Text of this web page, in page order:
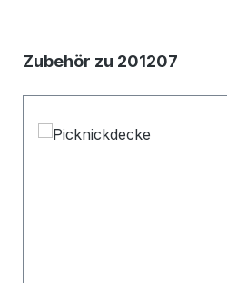
Produktgalerie überspringen
Zubehör zu 201207